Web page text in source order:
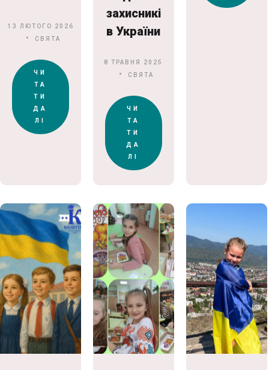
13 ЛЮТОГО 2026
СВЯТА
ЧИ
ТА
ТИ
ДА
ЛІ
захисникі
в України
8 ТРАВНЯ 2025
СВЯТА
ЧИ
ТА
ТИ
ДА
ЛІ